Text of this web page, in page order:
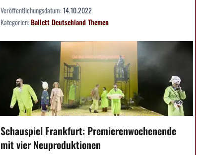
Veröffentlichungsdatum:14.10.2022
Kategorien:BallettDeutschlandThemen
Schauspiel Frankfurt: Premierenwochenende
mit vier Neuproduktionen